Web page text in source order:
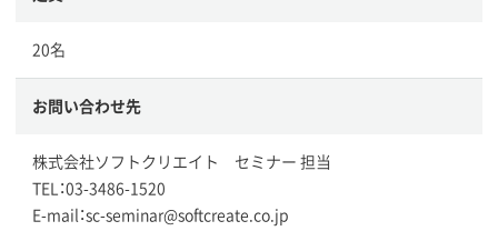
20名
お問い合わせ先
株式会社ソフトクリエイト セミナー 担当
TEL：03-3486-1520
E-mail：sc-seminar@softcreate.co.jp